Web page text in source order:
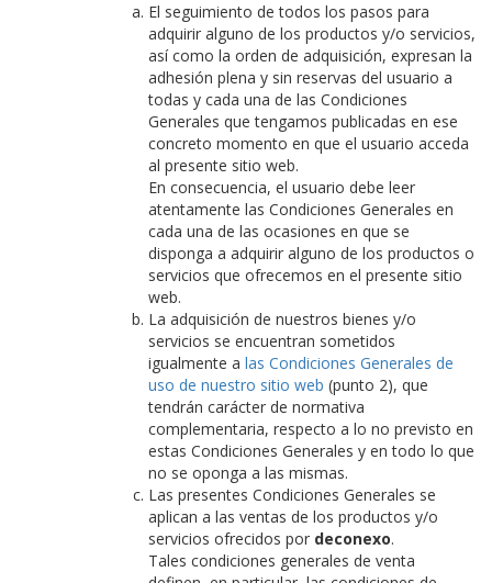
El seguimiento de todos los pasos para
adquirir alguno de los productos y/o servicios,
así como la orden de adquisición, expresan la
adhesión plena y sin reservas del usuario a
todas y cada una de las Condiciones
Generales que tengamos publicadas en ese
concreto momento en que el usuario acceda
al presente sitio web.
En consecuencia, el usuario debe leer
atentamente las Condiciones Generales en
cada una de las ocasiones en que se
disponga a adquirir alguno de los productos o
servicios que ofrecemos en el presente sitio
web.
La adquisición de nuestros bienes y/o
servicios se encuentran sometidos
igualmente a las Condiciones Generales de
uso de nuestro sitio web (punto 2), que
tendrán carácter de normativa
complementaria, respecto a lo no previsto en
estas Condiciones Generales y en todo lo que
no se oponga a las mismas.
Las presentes Condiciones Generales se
aplican a las ventas de los productos y/o
servicios ofrecidos por deconexo.
Tales condiciones generales de venta